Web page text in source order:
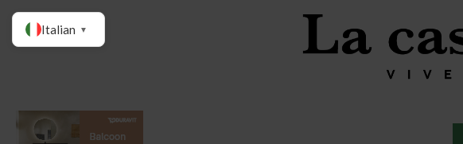
Italian ▼